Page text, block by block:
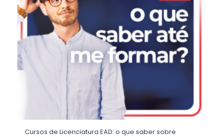
Cursos de Licenciatura EAD: o que saber sobre